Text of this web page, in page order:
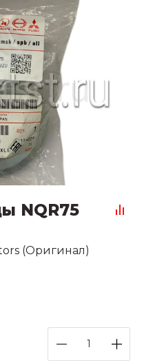
NQR75
(Оригинал)